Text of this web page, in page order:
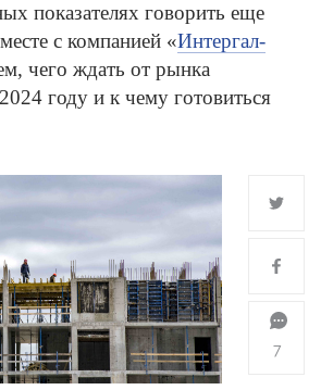
показателях говорить еще
с компанией «Интергал-
чего ждать от рынка
году и к чему готовиться
7